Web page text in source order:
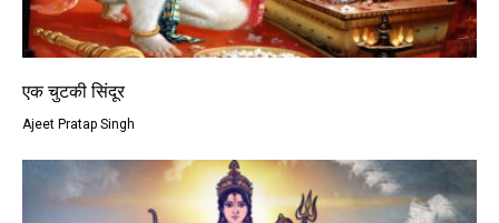
एक चुटकी सिंदूर
Ajeet Pratap Singh